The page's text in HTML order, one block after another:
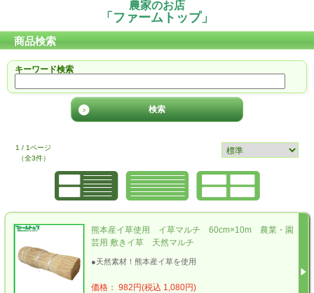
農家のお店
「ファームトップ」
商品検索
キーワード検索
1 / 1ページ
（全3件）
熊本産イ草使用 イ草マルチ 60cm×10m 農業・園
芸用 敷きイ草 天然マルチ
●天然素材！熊本産イ草を使用
価格： 982円(税込 1,080円)